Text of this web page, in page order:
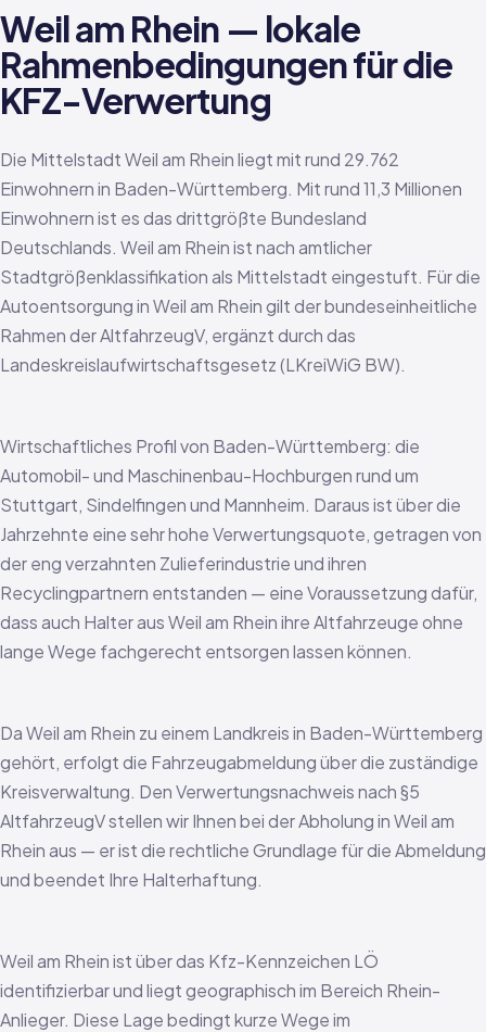
Weil am Rhein — lokale
Rahmenbedingungen für die
KFZ-Verwertung
Die Mittelstadt Weil am Rhein liegt mit rund 29.762
Einwohnern in Baden-Württemberg. Mit rund 11,3 Millionen
Einwohnern ist es das drittgrößte Bundesland
Deutschlands. Weil am Rhein ist nach amtlicher
Stadtgrößenklassifikation als Mittelstadt eingestuft. Für die
Autoentsorgung in Weil am Rhein gilt der bundeseinheitliche
Rahmen der AltfahrzeugV, ergänzt durch das
Landeskreislaufwirtschaftsgesetz (LKreiWiG BW).
Wirtschaftliches Profil von Baden-Württemberg: die
Automobil- und Maschinenbau-Hochburgen rund um
Stuttgart, Sindelfingen und Mannheim. Daraus ist über die
Jahrzehnte eine sehr hohe Verwertungsquote, getragen von
der eng verzahnten Zulieferindustrie und ihren
Recyclingpartnern entstanden — eine Voraussetzung dafür,
dass auch Halter aus Weil am Rhein ihre Altfahrzeuge ohne
lange Wege fachgerecht entsorgen lassen können.
Da Weil am Rhein zu einem Landkreis in Baden-Württemberg
gehört, erfolgt die Fahrzeugabmeldung über die zuständige
Kreisverwaltung. Den Verwertungsnachweis nach §5
AltfahrzeugV stellen wir Ihnen bei der Abholung in Weil am
Rhein aus — er ist die rechtliche Grundlage für die Abmeldung
und beendet Ihre Halterhaftung.
Weil am Rhein ist über das Kfz-Kennzeichen LÖ
identifizierbar und liegt geographisch im Bereich Rhein-
Anlieger. Diese Lage bedingt kurze Wege im